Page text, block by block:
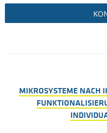
MIKROSYSTEME NACH